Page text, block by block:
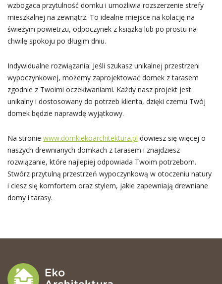
wzbogaca przytulność domku i umożliwia rozszerzenie strefy
mieszkalnej na zewnątrz. To idealne miejsce na kolację na
świeżym powietrzu, odpoczynek z książką lub po prostu na
chwilę spokoju po długim dniu.
Indywidualne rozwiązania: Jeśli szukasz unikalnej przestrzeni
wypoczynkowej, możemy zaprojektować domek z tarasem
zgodnie z Twoimi oczekiwaniami. Każdy nasz projekt jest
unikalny i dostosowany do potrzeb klienta, dzięki czemu Twój
domek będzie naprawdę wyjątkowy.
Na stronie www.domkiekoarchitektura.pl dowiesz się więcej o
naszych drewnianych domkach z tarasem i znajdziesz
rozwiązanie, które najlepiej odpowiada Twoim potrzebom.
Stwórz przytulną przestrzeń wypoczynkową w otoczeniu natury
i ciesz się komfortem oraz stylem, jakie zapewniają drewniane
domy i tarasy.